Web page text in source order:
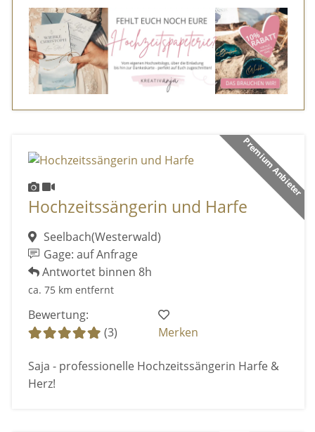
Premium Anbieter
Hochzeitssängerin und Harfe
Seelbach(Westerwald)
Gage: auf Anfrage
Antwortet binnen 8h
ca. 75 km entfernt
Bewertung:
(3)
Merken
Saja - professionelle Hochzeitssängerin Harfe &
Herz!